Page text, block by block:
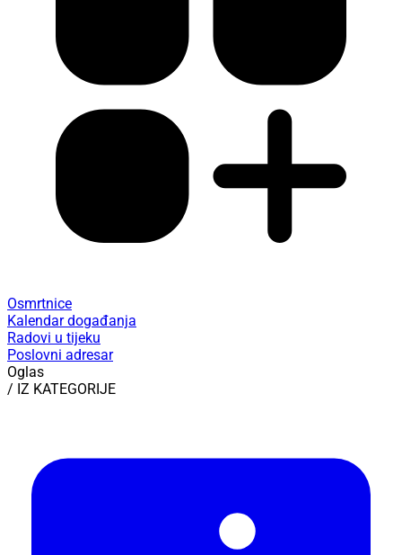
Osmrtnice
Kalendar događanja
Radovi u tijeku
Poslovni adresar
Oglas
/ IZ KATEGORIJE